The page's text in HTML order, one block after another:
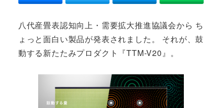
八代産畳表認知向上・需要拡大推進協議会から ち
ょっと面白い製品が発表されました。 それが、鼓
動する新たたみプロダクト『TTM-V20』。